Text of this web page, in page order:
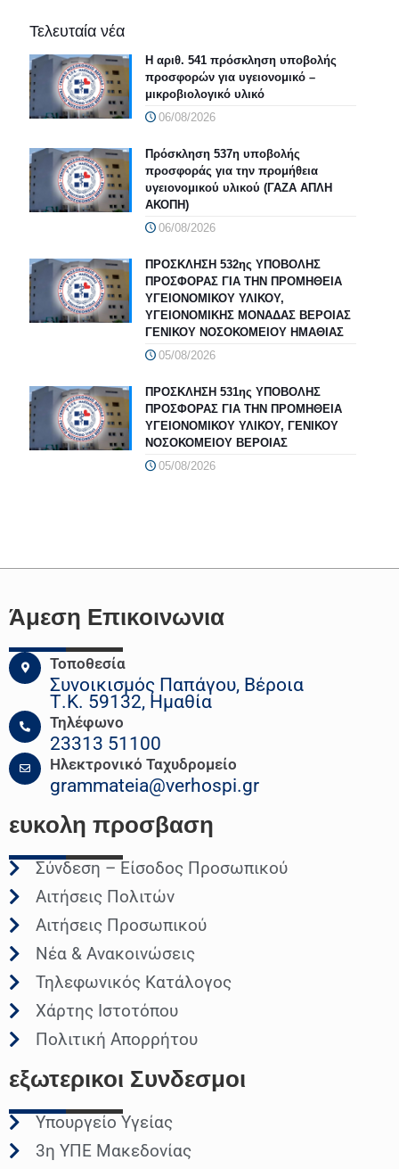
Τελευταία νέα
Η αριθ. 541 πρόσκληση υποβολής
προσφορών για υγειονομικό –
μικροβιολογικό υλικό
06/08/2026
Πρόσκληση 537η υποβολής
προσφοράς για την προμήθεια
υγειονομικού υλικού (ΓΑΖΑ ΑΠΛΗ
ΑΚΟΠΗ)
06/08/2026
ΠΡΟΣΚΛΗΣΗ 532ης ΥΠΟΒΟΛΗΣ
ΠΡΟΣΦΟΡΑΣ ΓΙΑ ΤΗΝ ΠΡΟΜΗΘΕΙΑ
ΥΓΕΙΟΝΟΜΙΚΟΥ ΥΛΙΚΟΥ,
ΥΓΕΙΟΝΟΜΙΚΗΣ ΜΟΝΑΔΑΣ ΒΕΡΟΙΑΣ
ΓΕΝΙΚΟΥ ΝΟΣΟΚΟΜΕΙΟΥ ΗΜΑΘΙΑΣ
05/08/2026
ΠΡΟΣΚΛΗΣΗ 531ης ΥΠΟΒΟΛΗΣ
ΠΡΟΣΦΟΡΑΣ ΓΙΑ ΤΗΝ ΠΡΟΜΗΘΕΙΑ
ΥΓΕΙΟΝΟΜΙΚΟΥ ΥΛΙΚΟΥ, ΓΕΝΙΚΟΥ
ΝΟΣΟΚΟΜΕΙΟΥ ΒΕΡΟΙΑΣ
05/08/2026
Άμεση Επικοινωνια
Τοποθεσία
Συνοικισμός Παπάγου, Βέροια
Τ.Κ. 59132, Ημαθία
Τηλέφωνο
23313 51100
Ηλεκτρονικό Ταχυδρομείο
grammateia@verhospi.gr
ευκολη προσβαση
Σύνδεση – Είσοδος Προσωπικού
Αιτήσεις Πολιτών
Αιτήσεις Προσωπικού
Νέα & Ανακοινώσεις
Τηλεφωνικός Κατάλογος
Χάρτης Ιστοτόπου
Πολιτική Απορρήτου
εξωτερικοι Συνδεσμοι
Υπουργείο Υγείας
3η ΥΠΕ Μακεδονίας